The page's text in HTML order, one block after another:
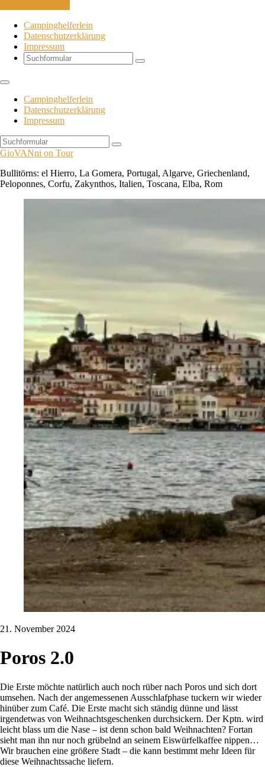
Campinghelferlein
Datenschutzerklärung
Impressum
Search
Campinghelferlein
Datenschutzerklärung
Impressum
Search
GioVANni on Tour
Bullitörns: el Hierro, La Gomera, Portugal, Algarve, Griechenland,
Peloponnes, Corfu, Zakynthos, Italien, Toscana, Elba, Rom
21. November 2024
Poros 2.0
Die Erste möchte natürlich auch noch rüber nach Poros und sich dort
umsehen. Nach der angemessenen Ausschlafphase tuckern wir wieder
hinüber zum Café. Die Erste macht sich ständig dünne und lässt
irgendetwas von Weihnachtsgeschenken durchsickern. Der Kptn. wird
leicht blass um die Nase – ist denn schon bald Weihnachten? Fortan
sieht man ihn nur noch grübelnd an seinem Eiswürfelkaffee nippen…
Wir brauchen eine größere Stadt – die kann bestimmt mehr Ideen für
diese Weihnachtssache liefern.